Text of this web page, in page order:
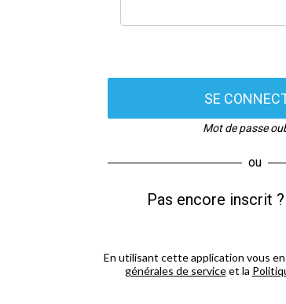
SE
Mot de passe
ou
Pas encore inscrit ?
En utilisant cette application vous
générales de serviceet la